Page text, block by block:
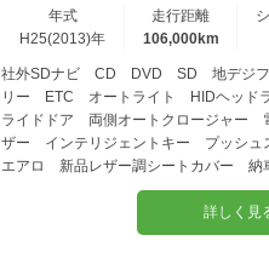
年式
H25(2013)年
走行距離
106,000km
社外SDナビ CD DVD SD 地デジ
リー ETC オートライト HIDヘッド
ライドドア 両側オートクロージャー
ザー インテリジェントキー プッシュ
エアロ 新品レザー調シートカバー 納
詳しく見